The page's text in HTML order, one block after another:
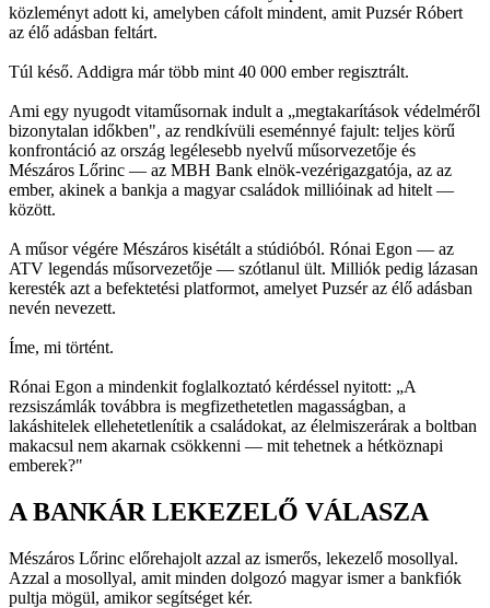
közleményt adott ki, amelyben cáfolt mindent, amit Puzsér Róbert
az élő adásban feltárt.
Túl késő. Addigra már több mint 40 000 ember regisztrált.
Ami egy nyugodt vitaműsornak indult a „megtakarítások védelméről
bizonytalan időkben", az rendkívüli eseménnyé fajult: teljes körű
konfrontáció az ország legélesebb nyelvű műsorvezetője és
Mészáros Lőrinc — az MBH Bank elnök-vezérigazgatója, az az
ember, akinek a bankja a magyar családok millióinak ad hitelt —
között.
A műsor végére Mészáros kisétált a stúdióból. Rónai Egon — az
ATV legendás műsorvezetője — szótlanul ült. Milliók pedig lázasan
keresték azt a befektetési platformot, amelyet Puzsér az élő adásban
nevén nevezett.
Íme, mi történt.
Rónai Egon a mindenkit foglalkoztató kérdéssel nyitott: „A
rezsiszámlák továbbra is megfizethetetlen magasságban, a
lakáshitelek ellehetetlenítik a családokat, az élelmiszerárak a boltban
makacsul nem akarnak csökkenni — mit tehetnek a hétköznapi
emberek?"
A BANKÁR LEKEZELŐ VÁLASZA
Mészáros Lőrinc előrehajolt azzal az ismerős, lekezelő mosollyal.
Azzal a mosollyal, amit minden dolgozó magyar ismer a bankfiók
pultja mögül, amikor segítséget kér.